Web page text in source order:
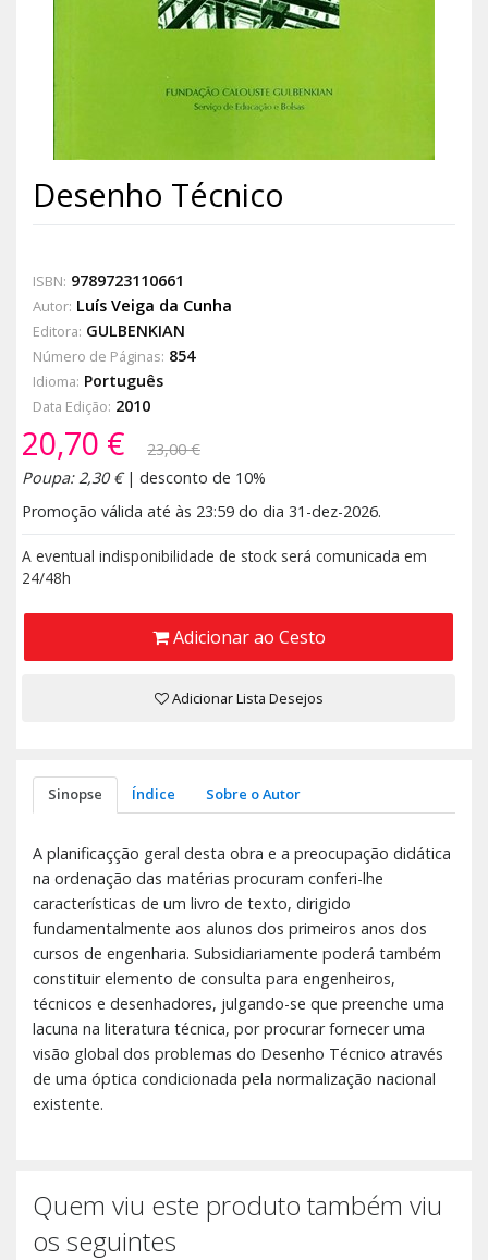
Desenho Técnico
ISBN: 9789723110661
Autor: Luís Veiga da Cunha
Editora: GULBENKIAN
Número de Páginas: 854
Idioma: Português
Data Edição: 2010
20,70 €
23,00 €
Poupa: 2,30 €| desconto de 10%
Promoção válida até às 23:59 do dia 31-dez-2026.
A eventual indisponibilidade de stock será comunicada em
24/48h
Adicionar ao Cesto
Adicionar Lista Desejos
Sinopse Índice Sobre o Autor
A planificaçção geral desta obra e a preocupação didática
na ordenação das matérias procuram conferi-lhe
características de um livro de texto, dirigido
fundamentalmente aos alunos dos primeiros anos dos
cursos de engenharia. Subsidiariamente poderá também
constituir elemento de consulta para engenheiros,
técnicos e desenhadores, julgando-se que preenche uma
lacuna na literatura técnica, por procurar fornecer uma
visão global dos problemas do Desenho Técnico através
de uma óptica condicionada pela normalização nacional
existente.
Quem viu este produto também viu
os seguintes